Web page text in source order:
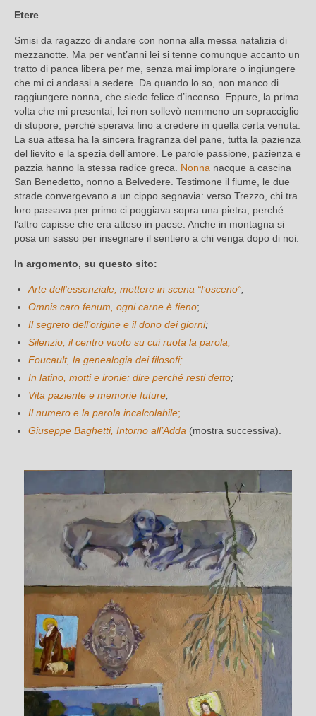
Etere
Smisi da ragazzo di andare con nonna alla messa natalizia di
mezzanotte. Ma per vent’anni lei si tenne comunque accanto un
tratto di panca libera per me, senza mai implorare o ingiungere
che mi ci andassi a sedere. Da quando lo so, non manco di
raggiungere nonna, che siede felice d’incenso. Eppure, la prima
volta che mi presentai, lei non sollevò nemmeno un sopracciglio
di stupore, perché sperava fino a credere in quella certa venuta.
La sua attesa ha la sincera fragranza del pane, tutta la pazienza
del lievito e la spezia dell’amore. Le parole passione, pazienza e
pazzia hanno la stessa radice greca. Nonna nacque a cascina
San Benedetto, nonno a Belvedere. Testimone il fiume, le due
strade convergevano a un cippo segnavia: verso Trezzo, chi tra
loro passava per primo ci poggiava sopra una pietra, perché
l’altro capisse che era atteso in paese. Anche in montagna si
posa un sasso per insegnare il sentiero a chi venga dopo di noi.
In argomento, su questo sito:
Arte dell’essenziale , mettere in scena “l’osceno”;
Omnis caro fenum, ogni carne è fieno;
Il segreto dell’origine e il dono dei giorni;
Silenzio, il centro vuoto su cui ruota la parola;
Foucault, la genealogia dei filosofi;
In latino, motti e ironie: dire perché resti detto;
Vita paziente e memorie future;
Il numero e la parola incalcolabile;
Giuseppe Baghetti, Intorno all’Adda (mostra successiva).